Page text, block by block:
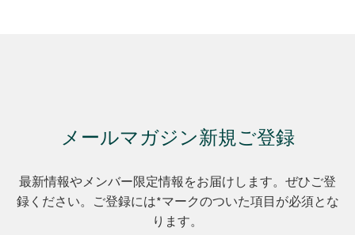
メールマガジン新規ご登録
最新情報やメンバー限定情報をお届けします。ぜひご登
録ください。ご登録には*マークのついた項目が必須とな
ります。